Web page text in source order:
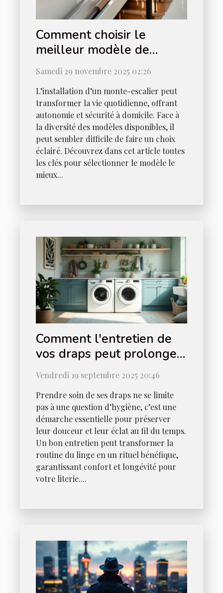
Comment choisir le
meilleur modèle de
monte-escalier pour votre
maison ?
Samedi 29 novembre 2025 02:26
L’installation d’un monte-escalier peut
transformer la vie quotidienne, offrant
autonomie et sécurité à domicile. Face à
la diversité des modèles disponibles, il
peut sembler difficile de faire un choix
éclairé. Découvrez dans cet article toutes
les clés pour sélectionner le modèle le
mieux...
Comment l'entretien de
vos draps peut prolonger
leur durée de vie ?
Vendredi 19 septembre 2025 20:46
Prendre soin de ses draps ne se limite
pas à une question d’hygiène, c’est une
démarche essentielle pour préserver
leur douceur et leur éclat au fil du temps.
Un bon entretien peut transformer la
routine du linge en un rituel bénéfique,
garantissant confort et longévité pour
votre literie....